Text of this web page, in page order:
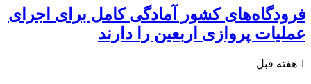
فرودگاه‌های کشور آمادگی کامل برای اجرای
عملیات پروازی اربعین را دارند
1 هفته قبل